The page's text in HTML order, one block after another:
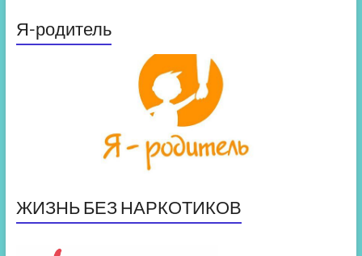
Я-родитель
ЖИЗНЬ БЕЗ НАРКОТИКОВ